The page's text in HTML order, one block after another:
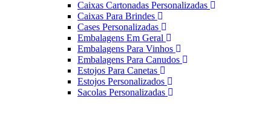
Caixas Cartonadas Personalizadas
Caixas Para Brindes
Cases Personalizadas
Embalagens Em Geral
Embalagens Para Vinhos
Embalagens Para Canudos
Estojos Para Canetas
Estojos Personalizados
Sacolas Personalizadas